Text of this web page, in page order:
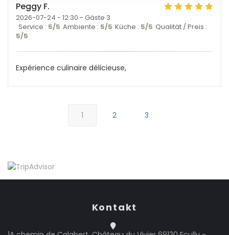
Peggy F
2026-07-24 - 12:30 - Gäste 3
Service : 5/5 Ambiente : 5/5 Küche : 5/5 Qualität / Preis :
5/5
Expérience culinaire délicieuse,
1 2 3
Kontakt